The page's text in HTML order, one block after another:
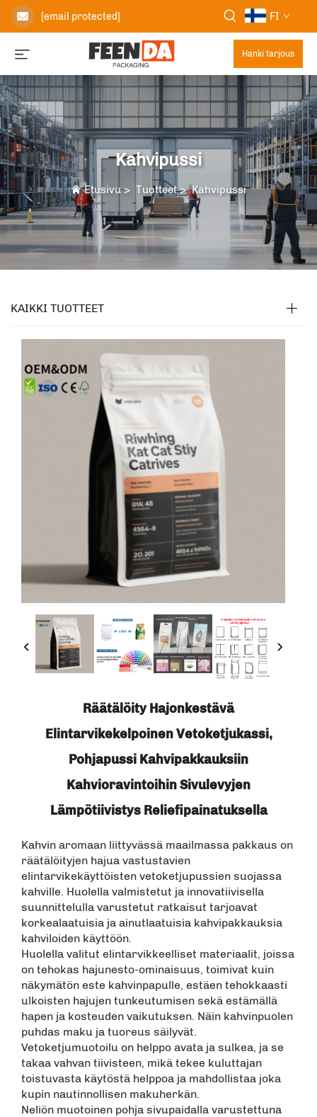
[email protected] FI
Hanki tarjous
Kahvipussi
Etusivu> Tuotteet>Kahvipussi
KAIKKI TUOTTEET
Räätälöity Hajonkestävä
Elintarvikekelpoinen Vetoketjukassi,
Pohjapussi Kahvipakkauksiin
Kahvioravintoihin Sivulevyjen
Lämpötiivistys Reliefipainatuksella
Kahvin aromaan liittyvässä maailmassa pakkaus on
räätälöityjen hajua vastustavien
elintarvikekäyttöisten vetoketjupussien suojassa
kahville. Huolella valmistetut ja innovatiivisella
suunnittelulla varustetut ratkaisut tarjoavat
korkealaatuisia ja ainutlaatuisia kahvipakkauksia
kahviloiden käyttöön.
Huolella valitut elintarvikkeelliset materiaalit, joissa
on tehokas hajunesto-ominaisuus, toimivat kuin
näkymätön este kahvinpapulle, estäen tehokkaasti
ulkoisten hajujen tunkeutumisen sekä estämällä
hapen ja kosteuden vaikutuksen. Näin kahvinpuolen
puhdas maku ja tuoreus säilyvät.
Vetoketjumuotoilu on helppo avata ja sulkea, ja se
takaa vahvan tiivisteen, mikä tekee kuluttajan
toistuvasta käytöstä helppoa ja mahdollistaa joka
kupin nautinnollisen makuherkän.
Neliön muotoinen pohja sivupaidalla varustettuna